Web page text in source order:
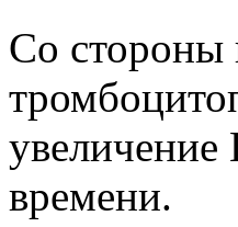
Со стороны
увеличение
времени.